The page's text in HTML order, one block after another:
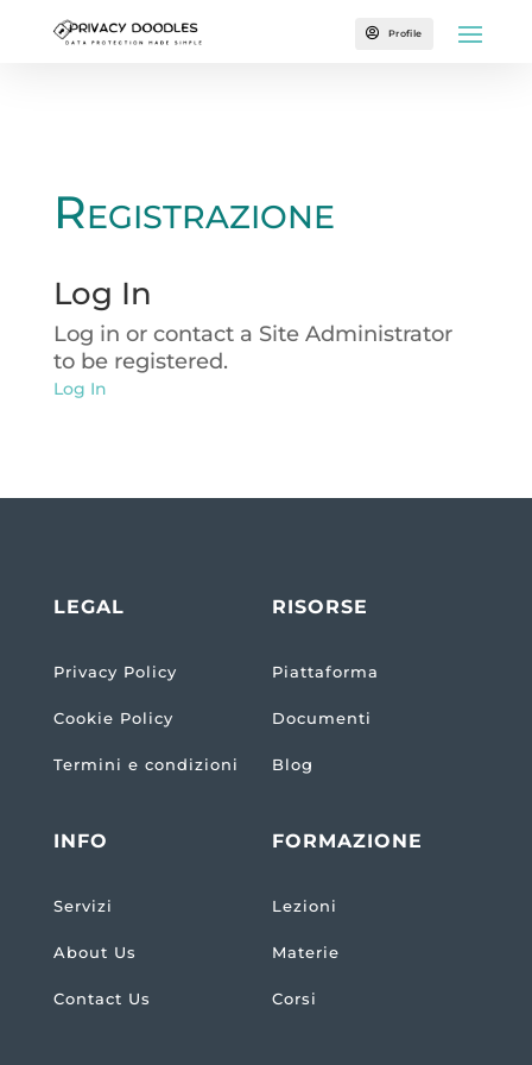
 Profile
Registrazione
Log In
Log in or contact a Site Administrator
to be registered.
Log In
LEGAL
Privacy Policy
Cookie Policy
Termini e condizioni
RISORSE
Piattaforma
Documenti
Blog
INFO
Servizi
About Us
Contact Us
FORMAZIONE
Lezioni
Materie
Corsi